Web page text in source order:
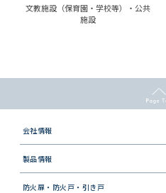
文教施設（保育園・学校等）・公共
施設
会社情報
製品情報
防火扉・防火戸・引き戸